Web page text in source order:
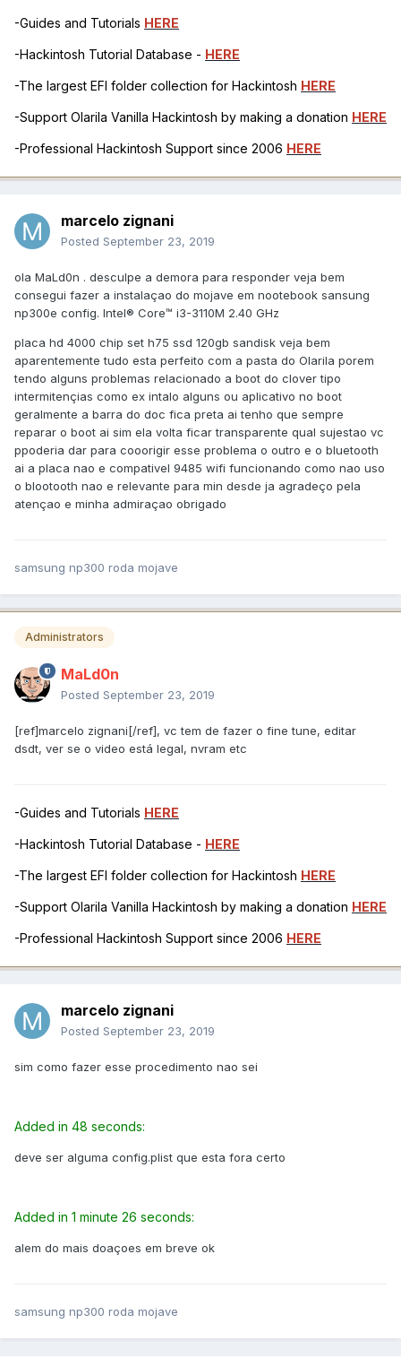
-Guides and Tutorials HERE
-Hackintosh Tutorial Database - HERE
-The largest EFI folder collection for Hackintosh HERE
-Support Olarila Vanilla Hackintosh by making a donation HERE
-Professional Hackintosh Support since 2006 HERE
marcelo zignani
Posted September 23, 2019
ola MaLd0n . desculpe a demora para responder veja bem
consegui fazer a instalaçao do mojave em nootebook sansung
np300e config. Intel® Core™ i3-3110M 2.40 GHz
placa hd 4000 chip set h75 ssd 120gb sandisk veja bem
aparentemente tudo esta perfeito com a pasta do Olarila porem
tendo alguns problemas relacionado a boot do clover tipo
intermitençias como ex intalo alguns ou aplicativo no boot
geralmente a barra do doc fica preta ai tenho que sempre
reparar o boot ai sim ela volta ficar transparente qual sujestao vc
ppoderia dar para cooorigir esse problema o outro e o bluetooth
ai a placa nao e compativel 9485 wifi funcionando como nao uso
o blootooth nao e relevante para min desde ja agradeço pela
atençao e minha admiraçao obrigado
samsung np300 roda mojave
Administrators
MaLd0n
Posted September 23, 2019
[ref]marcelo zignani[/ref], vc tem de fazer o fine tune, editar
dsdt, ver se o video está legal, nvram etc
-Guides and Tutorials HERE
-Hackintosh Tutorial Database - HERE
-The largest EFI folder collection for Hackintosh HERE
-Support Olarila Vanilla Hackintosh by making a donation HERE
-Professional Hackintosh Support since 2006 HERE
marcelo zignani
Posted September 23, 2019
sim como fazer esse procedimento nao sei
Added in 48 seconds:
deve ser alguma config.plist que esta fora certo
Added in 1 minute 26 seconds:
alem do mais doaçoes em breve ok
samsung np300 roda mojave